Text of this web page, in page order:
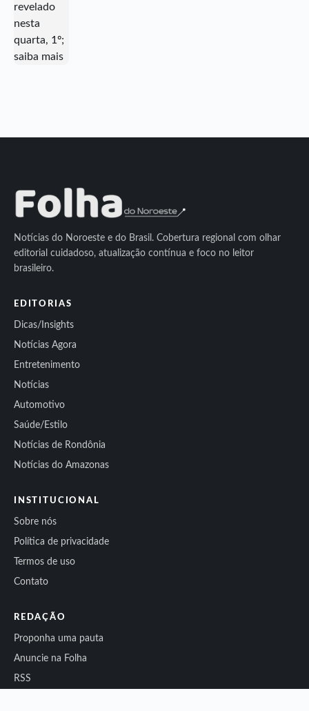
Notícias do Noroeste e do Brasil. Cobertura regional com olhar
editorial cuidadoso, atualização contínua e foco no leitor
brasileiro.
EDITORIAS
Dicas/Insights
Notícias Agora
Entretenimento
Notícias
Automotivo
Saúde/Estilo
Notícias de Rondônia
Notícias do Amazonas
INSTITUCIONAL
Sobre nós
Política de privacidade
Termos de uso
Contato
REDAÇÃO
Proponha uma pauta
Anuncie na Folha
RSS